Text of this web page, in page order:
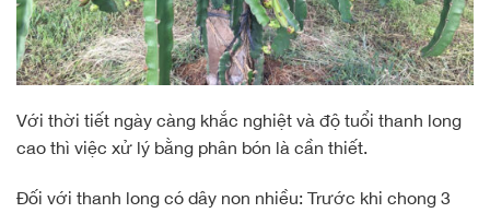
Với thời tiết ngày càng khắc nghiệt và độ tuổi thanh long
cao thì việc xử lý bằng phân bón là cần thiết.
Đối với thanh long có dây non nhiều: Trước khi chong 3